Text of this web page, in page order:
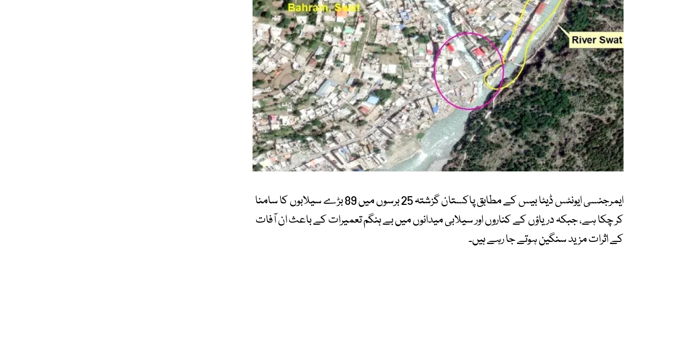
ایمرجنسی ایونٹس ڈیٹا بیس کے مطابق پاکستان گزشتہ 25 برسوں میں 89 بڑے سیلابوں کا سامنا
کر چکا ہے، جبکہ دریاؤں کے کناروں اور سیلابی میدانوں میں بے ہنگم تعمیرات کے باعث ان آفات
کے اثرات مزید سنگین ہوتے جا رہے ہیں۔